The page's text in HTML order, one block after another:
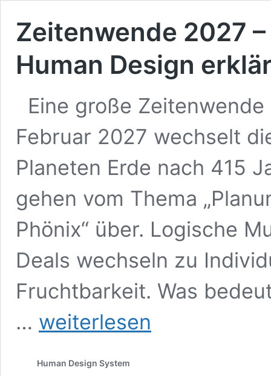
Zeitenwende 2027
Human Design
Eine große
Februar 2027 wechselt
Planeten Erde nach 415
gehen vom Thema
Phönix“ über. Logische
Deals wechseln zu
Fruchtbarkeit. Was
…
Zeitenwende
2027
mit
weiterlesen
Human Design System